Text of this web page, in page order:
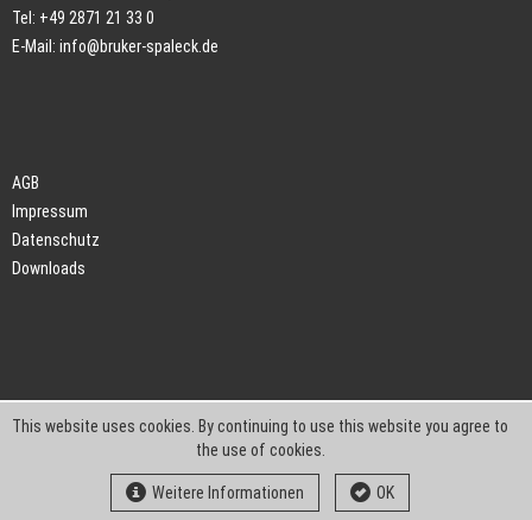
Tel: +49 2871 21 33 0
E-Mail: info@bruker-spaleck.de
AGB
Impressum
Datenschutz
Downloads
This website uses cookies. By continuing to use this website you agree to
the use of cookies.
Weitere Informationen OK